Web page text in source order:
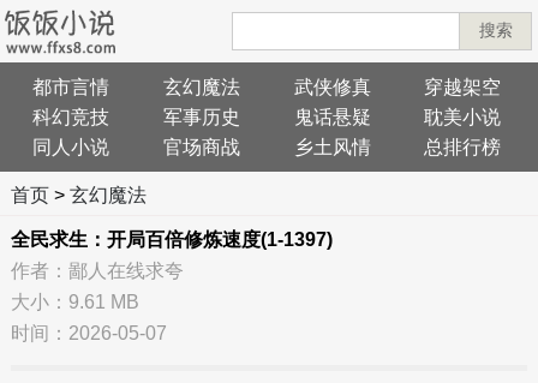
搜索
都市言情 玄幻魔法 武侠修真
穿越架空
科幻竞技
军事历史 鬼话悬疑
耽美小说
同人小说
官场商战 乡土风情 总排行榜
首页> 玄幻魔法
全民求生：开局百倍修炼速度(1-1397)
作者：鄙人在线求夸
大小：9.61 MB
时间：2026-05-07